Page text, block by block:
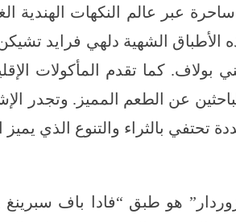
الأطباق الشهية دلهي فرايد
بولاف. كما تقدم المأكولات
عن الطعم المميز. وتجدر
تحتفي بالثراء والتنوع الذي
هو طبق “فادا باف